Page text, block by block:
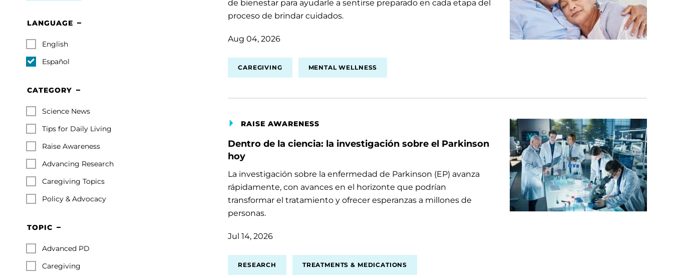
LANGUAGE
English
Español
CATEGORY
Science News
Tips for Daily Living
Raise Awareness
Advancing Research
Caregiving Topics
Policy & Advocacy
TOPIC
Advanced PD
Caregiving
de bienestar para ayudarle a sentirse preparado en cada etapa del
proceso de brindar cuidados.
Aug 04, 2026
CAREGIVING MENTAL WELLNESS
RAISE AWARENESS
Dentro de la ciencia: la investigación sobre el Parkinson
hoy
La investigación sobre la enfermedad de Parkinson (EP) avanza
rápidamente, con avances en el horizonte que podrían
transformar el tratamiento y ofrecer esperanzas a millones de
personas.
Jul 14, 2026
RESEARCH TREATMENTS & MEDICATIONS